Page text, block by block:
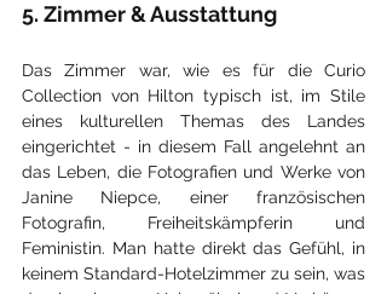
5. Zimmer & Ausstattung
Das Zimmer war, wie es für die Curio
Collection von Hilton typisch ist, im Stile
eines kulturellen Themas des Landes
eingerichtet - in diesem Fall angelehnt an
das Leben, die Fotografien und Werke von
Janine Niepce, einer französischen
Fotografin, Freiheitskämpferin und
Feministin. Man hatte direkt das Gefühl, in
keinem Standard-Hotelzimmer zu sein, was